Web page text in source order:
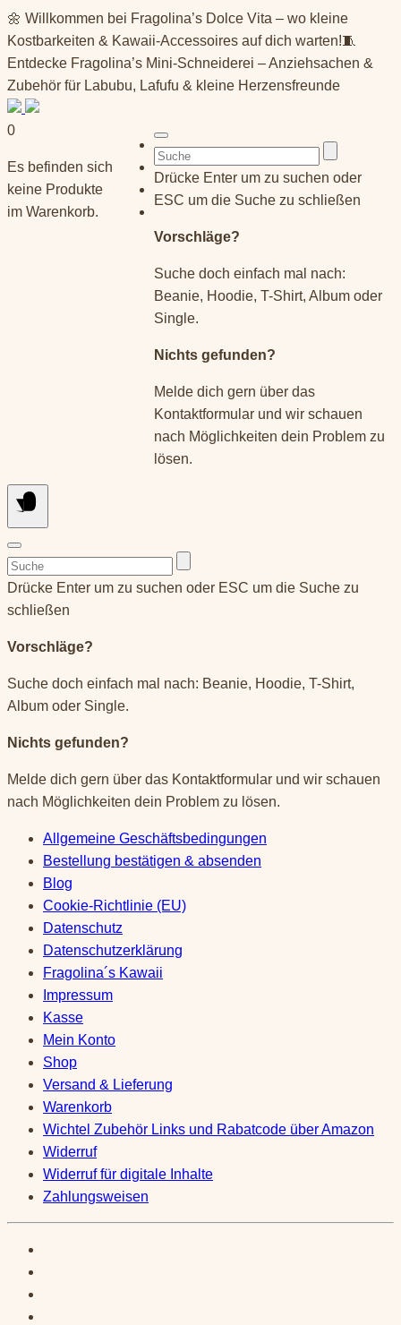
Springe
zum
Inhalt
🌼 Willkommen bei Fragolina’s Dolce Vita – wo kleine
Kostbarkeiten & Kawaii-Accessoires auf dich warten!🧵
Entdecke Fragolina’s Mini-Schneiderei – Anziehsachen &
Zubehör für Labubu, Lafufu & kleine Herzensfreunde
0
Es befinden sich
keine Produkte
im Warenkorb.
Suchen
nach:
Drücke Enter um zu suchen oder
ESC um die Suche zu schließen
Vorschläge?
Suche doch einfach mal nach:
Beanie, Hoodie, T-Shirt, Album oder
Single.
Nichts gefunden?
Melde dich gern über das
Kontaktformular und wir schauen
nach Möglichkeiten dein Problem zu
lösen.
Suchen
nach:
Drücke Enter um zu suchen oder ESC um die Suche zu
schließen
Vorschläge?
Suche doch einfach mal nach: Beanie, Hoodie, T-Shirt,
Album oder Single.
Nichts gefunden?
Melde dich gern über das Kontaktformular und wir schauen
nach Möglichkeiten dein Problem zu lösen.
Allgemeine Geschäftsbedingungen
Bestellung bestätigen & absenden
Blog
Cookie-Richtlinie (EU)
Datenschutz
Datenschutzerklärung
Fragolina´s Kawaii
Impressum
Kasse
Mein Konto
Shop
Versand & Lieferung
Warenkorb
Wichtel Zubehör Links und Rabatcode über Amazon
Widerruf
Widerruf für digitale Inhalte
Zahlungsweisen